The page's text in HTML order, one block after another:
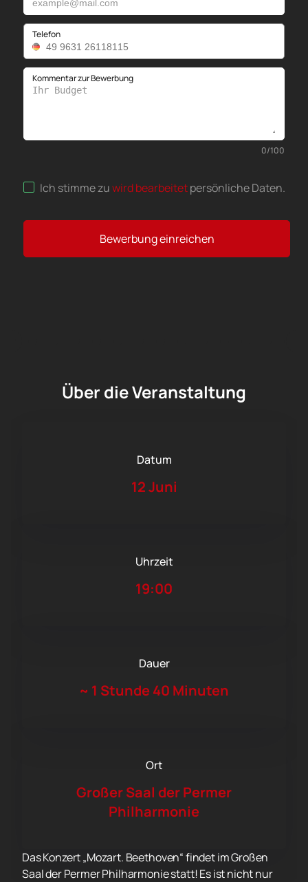
Telefon
Kommentar zur Bewerbung
0/100
Ich stimme zuwird bearbeitetpersönliche Daten.
Bewerbung einreichen
Über die Veranstaltung
Datum
12 Juni
Uhrzeit
19:00
Dauer
~ 1 Stunde 40 Minuten
Ort
Großer Saal der Permer
Philharmonie
Das Konzert „Mozart. Beethoven“ findet im Großen
Saal der Permer Philharmonie statt! Es ist nicht nur